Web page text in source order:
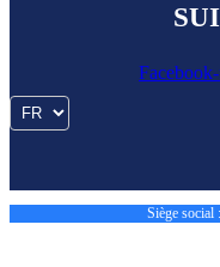
Siège social